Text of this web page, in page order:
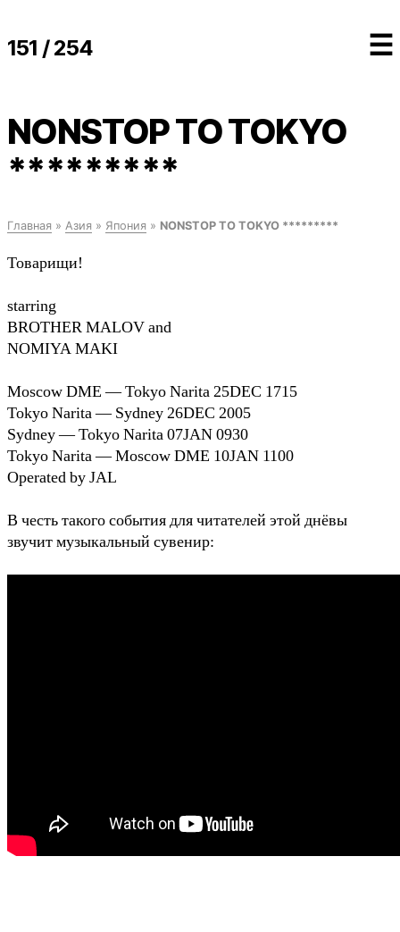
151 / 254 ☰
NONSTOP TO TOKYO
*********
Главная » Азия » Япония » NONSTOP TO TOKYO *********
Товарищи!
starring
BROTHER MALOV and
NOMIYA MAKI
Moscow DME — Tokyo Narita 25DEC 1715
Tokyo Narita — Sydney 26DEC 2005
Sydney — Tokyo Narita 07JAN 0930
Tokyo Narita — Moscow DME 10JAN 1100
Operated by JAL
В честь такого события для читателей этой днёвы
звучит музыкальный сувенир: